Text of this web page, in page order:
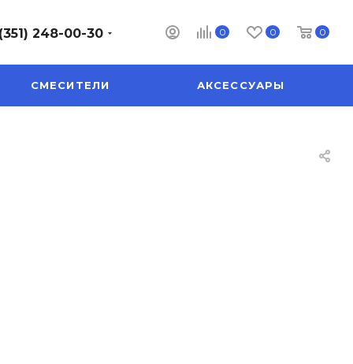
0 0 0
248-00-30
СМЕСИТЕЛИ АКСЕССУАРЫ